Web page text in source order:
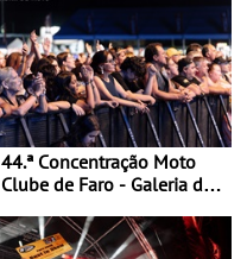
44.ª Concentração Moto
Clube de Faro - Galeria de